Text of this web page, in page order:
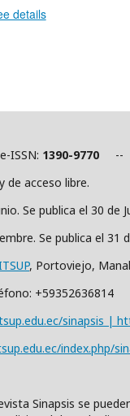
details
ISSN: 1390-9770 --
de acceso libre.
Se publica el 30 de
Se publica el 31
, Portoviejo,
+59352636814
sinapsis |
index.php/
Sinapsis se